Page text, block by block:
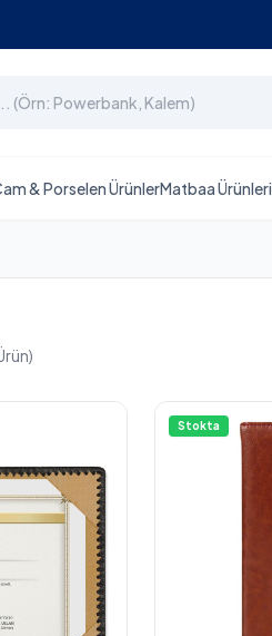
& Porselen ÜrünlerMatbaa Ürünleri
Stokta